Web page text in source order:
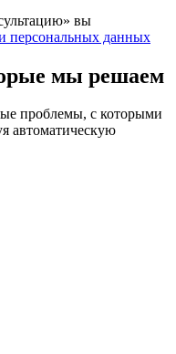
вы
персональных данных
мы решаем
проблемы, с которыми
автоматическую